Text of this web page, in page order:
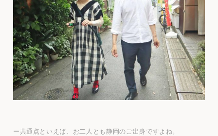
ー共通点といえば、お二人とも静岡のご出身ですよね。